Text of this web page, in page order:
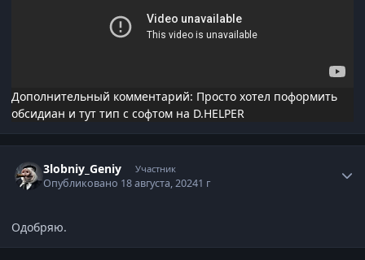
Дополнительный комментарий: Просто хотел поформить
обсидиан и тут тип с софтом на D.HELPER
3lobniy_Geniy Участник
Опубликовано 18 августа, 20241 г
Одобряю.